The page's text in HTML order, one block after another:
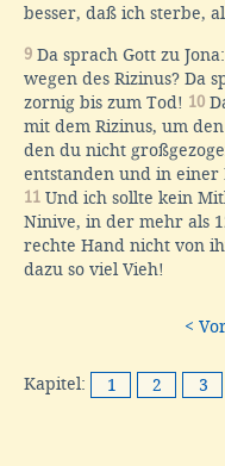
besser, daß ich sterbe,
9 Da sprach Gott zu
wegen des Rizinus? Da
zornig bis zum Tod! 10
mit dem Rizinus, um
den du nicht
entstanden und in einer
11 Und ich sollte kein
Ninive, in der mehr als
rechte Hand nicht von
dazu so viel Vieh!
<
Kapitel: 1 2 3